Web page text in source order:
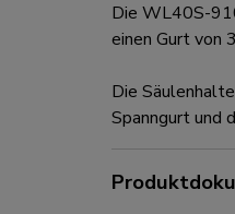
Die WL40S-
einen Gurt von
Die
Spanngurt und